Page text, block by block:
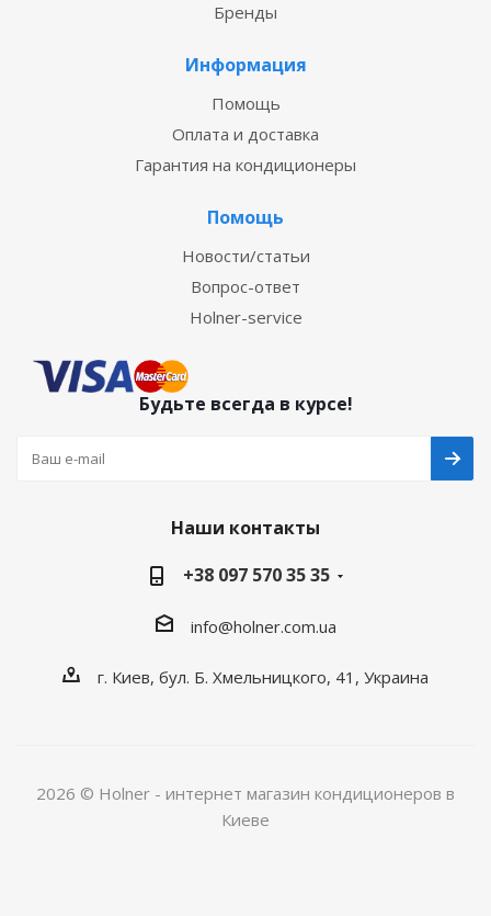
Бренды
Информация
Помощь
Оплата и доставка
Гарантия на кондиционеры
Помощь
Новости/статьи
Вопрос-ответ
Holner-service
Будьте всегда в курсе!
Наши контакты
+38 097 570 35 35
info@holner.com.ua
г. Киев, бул. Б. Хмельницкого, 41, Украина
2026 © Holner - интернет магазин кондиционеров в
Киеве